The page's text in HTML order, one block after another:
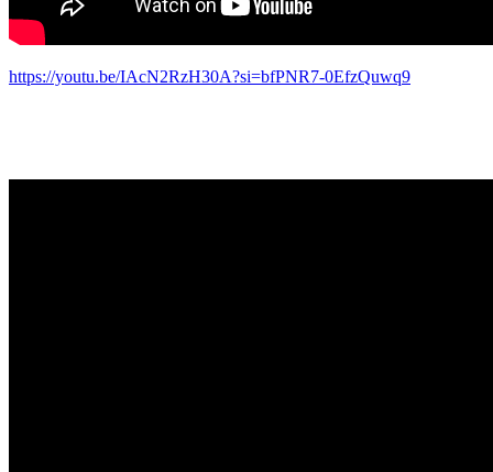
https://youtu.be/IAcN2RzH30A?si=bfPNR7-0EfzQuwq9